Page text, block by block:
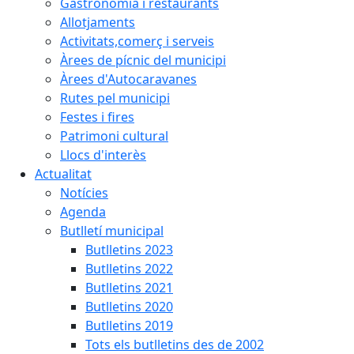
Allotjaments
Activitats,comerç i serveis
Àrees de pícnic del municipi
Àrees d'Autocaravanes
Rutes pel municipi
Festes i fires
Patrimoni cultural
Llocs d'interès
Actualitat
Notícies
Agenda
Butlletí municipal
Butlletins 2023
Butlletins 2022
Butlletins 2021
Butlletins 2020
Butlletins 2019
Tots els butlletins des de 2002